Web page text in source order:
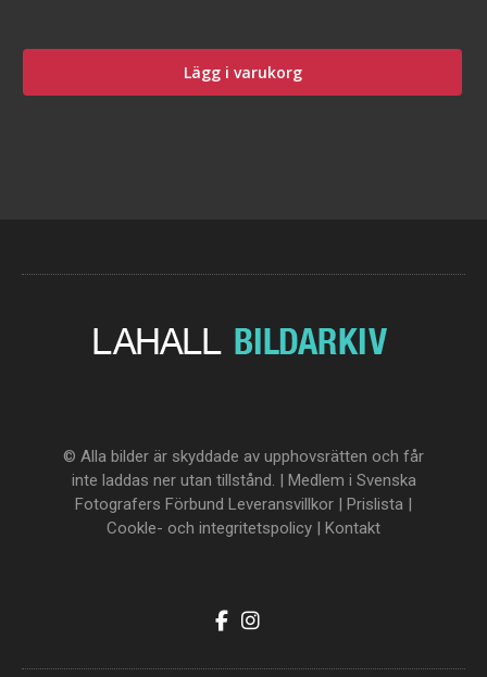
Lägg i varukorg
© Alla bilder är skyddade av upphovsrätten och får
inte laddas ner utan tillstånd. | Medlem i Svenska
Fotografers Förbund Leveransvillkor | Prislista |
Cookle- och integritetspolicy | Kontakt